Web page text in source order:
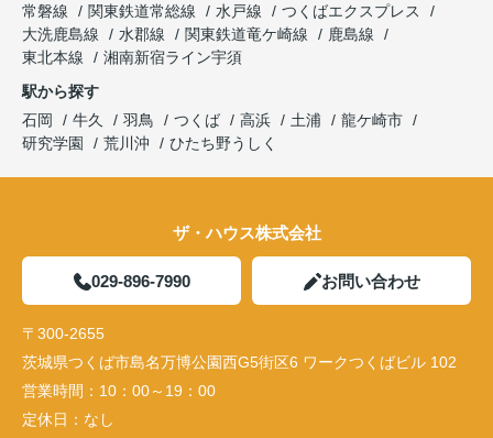
常磐線
関東鉄道常総線 水戸線
つくばエクスプレス
大洗鹿島線
水郡線 関東鉄道竜ケ崎線
鹿島線
東北本線
湘南新宿ライン宇須
駅から探す
石岡
牛久 羽鳥 つくば 高浜 土浦
龍ケ崎市
研究学園
荒川沖 ひたち野うしく
ザ・ハウス株式会社
029-896-7990 お問い合わせ
〒300-2655
茨城県つくば市島名万博公園西G5街区6 ワークつくばビル 102
営業時間： 10：00～19：00
定休日： なし